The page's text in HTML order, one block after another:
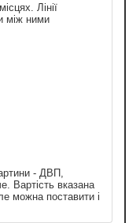
Лінії
між ними
- ДВП,
Вартість вказана
можна поставити і